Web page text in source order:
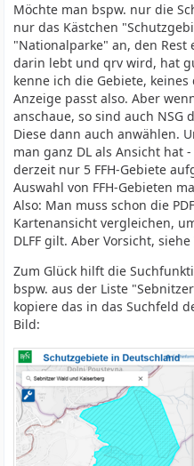
Möchte man bspw. nur die
nur das Kästchen
"Nationalparke" an, den
darin lebt und qrv wird, hat
kenne ich die Gebiete,
Anzeige passt also. Aber
anschaue, so sind auch NSG
Diese dann auch anwählen.
man ganz DL als Ansicht hat
derzeit nur 5 FFH-Gebiete
Auswahl von FFH-Gebieten
Also: Man muss schon die
Kartenansicht vergleichen,
DLFF gilt. Aber Vorsicht,
Zum Glück hilft die
bspw. aus der Liste
kopiere das in das Suchfeld
Bild: